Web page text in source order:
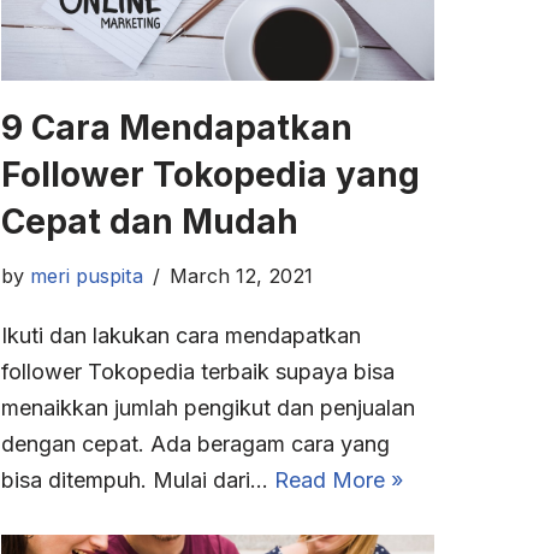
9 Cara Mendapatkan
Follower Tokopedia yang
Cepat dan Mudah
by meri puspita March 12, 2021
Ikuti dan lakukan cara mendapatkan
follower Tokopedia terbaik supaya bisa
menaikkan jumlah pengikut dan penjualan
dengan cepat. Ada beragam cara yang
bisa ditempuh. Mulai dari… Read More »